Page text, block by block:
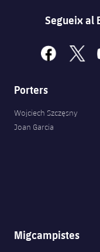
Segueix al
facebook
x
Porters
Wojciech Szczęsny
Joan Garcia
Migcampistes